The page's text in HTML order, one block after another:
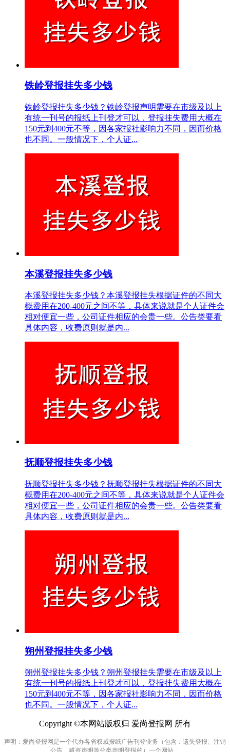
铁岭登报挂失多少钱
铁岭登报挂失多少钱？铁岭登报声明需要在市级及以上
有统一刊号的报纸上刊登才可以，登报挂失费用大概在
150元到400元不等，因各家报社影响力不同，因而价格
也不同。一般情况下，个人证...
本溪登报挂失多少钱
本溪登报挂失多少钱？本溪登报挂失根据证件的不同大
概费用在200-400元之间不等，具体来说就是个人证件会
相对便宜一些，公司证件相应的会贵一些。公告类要看
具体内容，收费原则就是内...
抚顺登报挂失多少钱
抚顺登报挂失多少钱？抚顺登报挂失根据证件的不同大
概费用在200-400元之间不等，具体来说就是个人证件会
相对便宜一些，公司证件相应的会贵一些。公告类要看
具体内容，收费原则就是内...
朔州登报挂失多少钱
朔州登报挂失多少钱？朔州登报挂失需要在市级及以上
有统一刊号的报纸上刊登才可以，登报挂失费用大概在
150元到400元不等，因各家报社影响力不同，因而价格
也不同。一般情况下，个人证...
Copyright ©本网站版权归 爱尚登报网 所有
声明：爱尚登报网是一个代办各省权威报纸广告刊登业务（包含：遗失登报、注销